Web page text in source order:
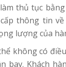
thủ tục
thông tin
lượng của
không có
bay. Khách